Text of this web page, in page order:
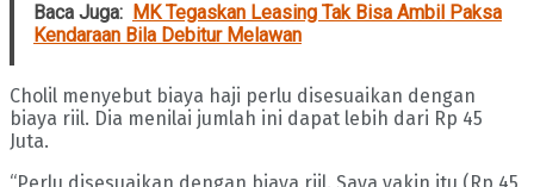
Baca Juga: MK Tegaskan Leasing Tak Bisa Ambil Paksa
Kendaraan Bila Debitur Melawan
Cholil menyebut biaya haji perlu disesuaikan dengan
biaya riil. Dia menilai jumlah ini dapat lebih dari Rp 45
Juta.